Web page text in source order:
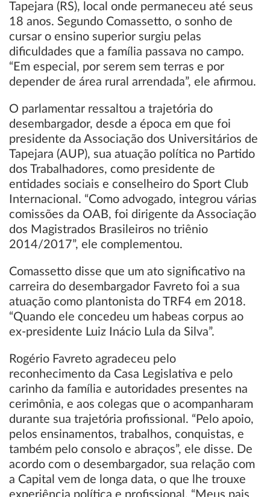
Tapejara (RS), local onde permaneceu até seus
18 anos. Segundo Comassetto, o sonho de
cursar o ensino superior surgiu pelas
dificuldades que a família passava no campo.
“Em especial, por serem sem terras e por
depender de área rural arrendada”, ele afirmou.
O parlamentar ressaltou a trajetória do
desembargador, desde a época em que foi
presidente da Associação dos Universitários de
Tapejara (AUP), sua atuação política no Partido
dos Trabalhadores, como presidente de
entidades sociais e conselheiro do Sport Club
Internacional. “Como advogado, integrou várias
comissões da OAB, foi dirigente da Associação
dos Magistrados Brasileiros no triênio
2014/2017”, ele complementou.
Comassetto disse que um ato significativo na
carreira do desembargador Favreto foi a sua
atuação como plantonista do TRF4 em 2018.
“Quando ele concedeu um habeas corpus ao
ex-presidente Luiz Inácio Lula da Silva”.
Rogério Favreto agradeceu pelo
reconhecimento da Casa Legislativa e pelo
carinho da família e autoridades presentes na
cerimônia, e aos colegas que o acompanharam
durante sua trajetória profissional. “Pelo apoio,
pelos ensinamentos, trabalhos, conquistas, e
também pelo consolo e abraços”, ele disse. De
acordo com o desembargador, sua relação com
a Capital vem de longa data, o que lhe trouxe
experiência política e profissional. “Meus pais